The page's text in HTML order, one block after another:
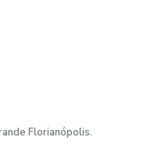
Florianópolis.